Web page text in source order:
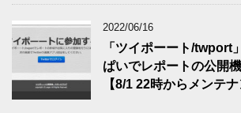
2022/06/16
「ツイポーート/twport
ぱいでレポートの公開
【8/1 22時からメンテナ